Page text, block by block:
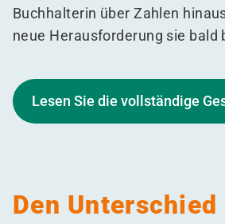
Buchhalterin über Zahlen
neue Herausforderung sie bald
Lesen Sie die vollständige
Den